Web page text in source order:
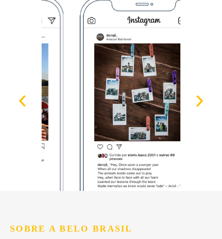
SOBRE A BELO BRASIL